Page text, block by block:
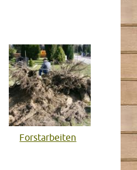
Forstarbeiten